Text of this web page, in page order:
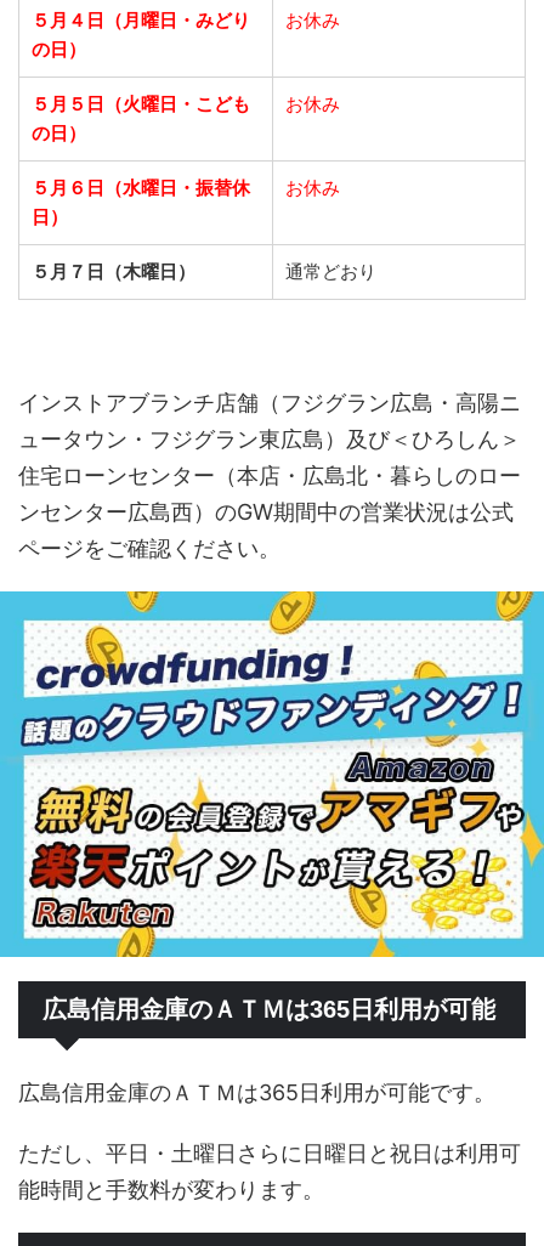
５月４日（月曜日・みどり
の日）
お休み
５月５日（火曜日・こども
の日）
お休み
５月６日（水曜日・振替休
日）
お休み
５月７日（木曜日） 通常どおり
インストアブランチ店舗（フジグラン広島・高陽ニ
ュータウン・フジグラン東広島）及び＜ひろしん＞
住宅ローンセンター（本店・広島北・暮らしのロー
ンセンター広島西）のGW期間中の営業状況は公式
ページをご確認ください。
広島信用金庫のＡＴＭは365日利用が可能
広島信用金庫のＡＴＭは365日利用が可能です。
ただし、平日・土曜日さらに日曜日と祝日は利用可
能時間と手数料が変わります。